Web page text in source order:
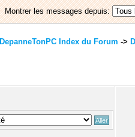
Montrer les messages depuis:
DepanneTonPC Index du Forum ->